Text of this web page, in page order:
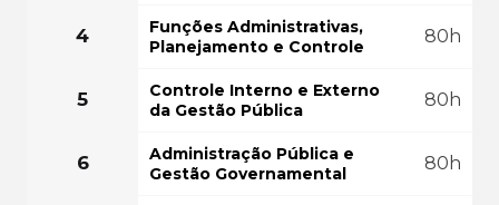
4
Funções Administrativas,
Planejamento e Controle
80h
5
Controle Interno e Externo
da Gestão Pública
80h
6
Administração Pública e
Gestão Governamental
80h